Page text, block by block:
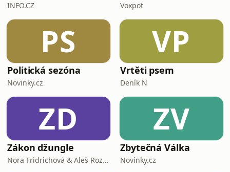
INFO.CZ Voxpot
PS
Politická sezóna
Novinky.cz
VP
Vrtěti psem
Deník N
ZD
Zákon džungle
Nora Fridrichová & Aleš Rozehnal
ZV
Zbytečná Válka
Novinky.cz